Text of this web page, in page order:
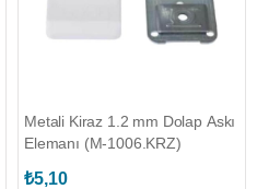
Metali Kiraz 1.2 mm Dolap Askı
Elemanı (M-1006.KRZ)
₺5,10